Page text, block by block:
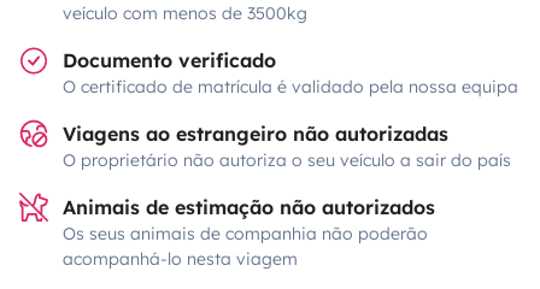
veículo com menos de 3500kg
Documento verificado
O certificado de matrícula é validado pela nossa equipa
Viagens ao estrangeiro não autorizadas
O proprietário não autoriza o seu veículo a sair do país
Animais de estimação não autorizados
Os seus animais de companhia não poderão
acompanhá-lo nesta viagem